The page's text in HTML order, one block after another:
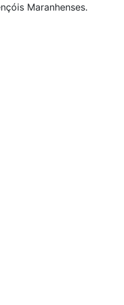
Maranhenses.